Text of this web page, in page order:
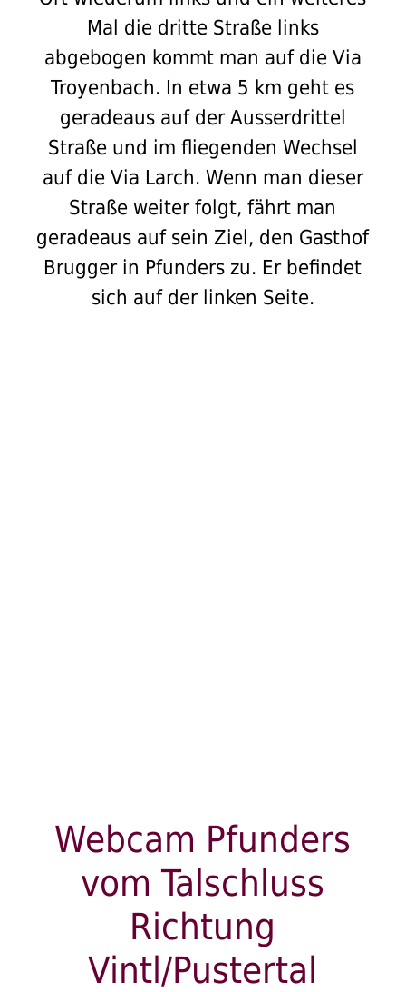
Mal die dritte Straße links
abgebogen kommt man auf die Via
Troyenbach. In etwa 5 km geht es
geradeaus auf der Ausserdrittel
Straße und im fliegenden Wechsel
auf die Via Larch. Wenn man dieser
Straße weiter folgt, fährt man
geradeaus auf sein Ziel, den Gasthof
Brugger in Pfunders zu. Er befindet
sich auf der linken Seite.
Webcam Pfunders
vom Talschluss
Richtung
Vintl/Pustertal